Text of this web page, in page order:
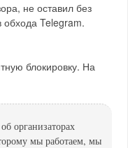
не оставил без
обхода Telegram.
блокировку. На
организаторах
мы работаем, мы